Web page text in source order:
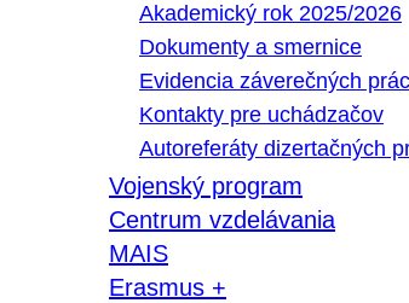
Akademický rok 2025/2026
Dokumenty a smernice
Evidencia záverečných prác
Kontakty pre uchádzačov
Autoreferáty dizertačných
Vojenský program
Centrum vzdelávania
MAIS
Erasmus +